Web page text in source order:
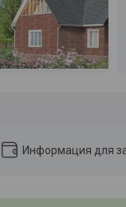
Информация для